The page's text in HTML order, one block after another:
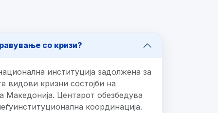
со кризи?
институција задолжена за
видови кризни состојби на
Македонија. Центарот обезбедува
координација.